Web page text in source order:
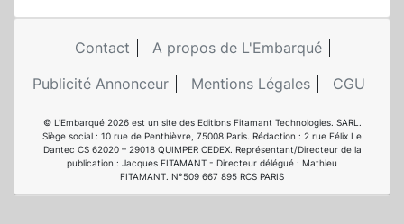
Contact
A propos de L'Embarqué
Publicité Annonceur
Mentions Légales CGU
© L'Embarqué 2026 est un site des Editions Fitamant Technologies. SARL.
Siège social : 10 rue de Penthièvre, 75008 Paris. Rédaction : 2 rue Félix Le
Dantec CS 62020 – 29018 QUIMPER CEDEX. Représentant/Directeur de la
publication : Jacques FITAMANT - Directeur délégué : Mathieu
FITAMANT. N°509 667 895 RCS PARIS